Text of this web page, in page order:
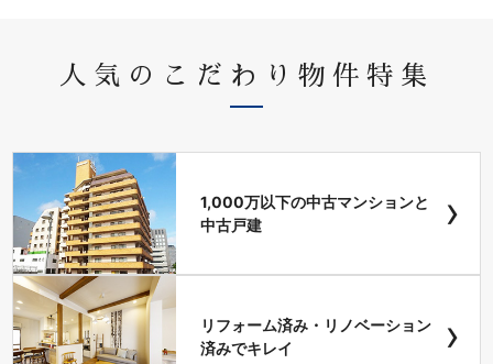
人気のこだわり物件特集
1,000万以下の中古マンションと
中古戸建
›
リフォーム済み・リノベーション
済みでキレイ
›